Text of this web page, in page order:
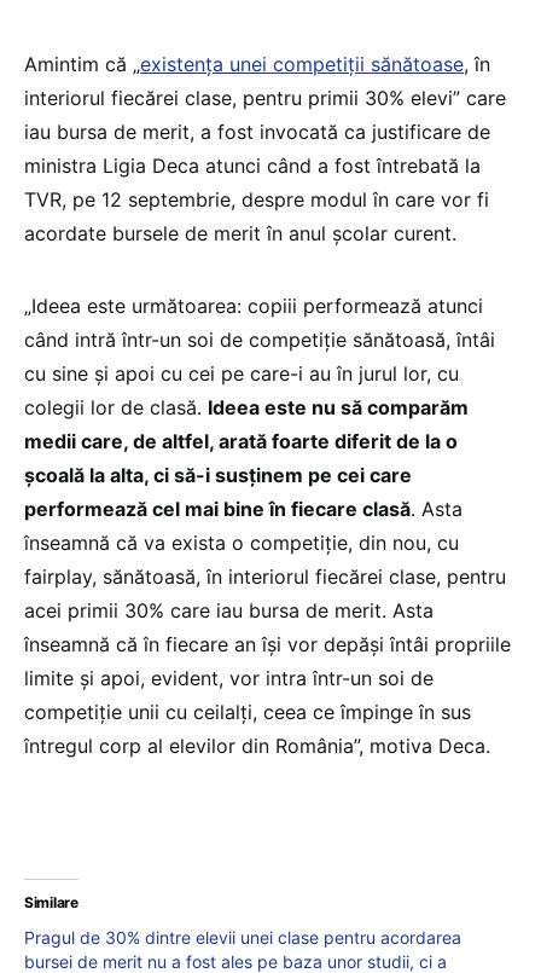
Amintim că „existența unei competiții sănătoase, în
interiorul fiecărei clase, pentru primii 30% elevi” care
iau bursa de merit, a fost invocată ca justificare de
ministra Ligia Deca atunci când a fost întrebată la
TVR, pe 12 septembrie, despre modul în care vor fi
acordate bursele de merit în anul școlar curent.
„Ideea este următoarea: copiii performează atunci
când intră într-un soi de competiție sănătoasă, întâi
cu sine și apoi cu cei pe care-i au în jurul lor, cu
colegii lor de clasă. Ideea este nu să comparăm
medii care, de altfel, arată foarte diferit de la o
școală la alta, ci să-i susținem pe cei care
performează cel mai bine în fiecare clasă. Asta
înseamnă că va exista o competiție, din nou, cu
fairplay, sănătoasă, în interiorul fiecărei clase, pentru
acei primii 30% care iau bursa de merit. Asta
înseamnă că în fiecare an își vor depăși întâi propriile
limite și apoi, evident, vor intra într-un soi de
competiție unii cu ceilalți, ceea ce împinge în sus
întregul corp al elevilor din România”, motiva Deca.
Similare
Pragul de 30% dintre elevii unei clase pentru acordarea
bursei de merit nu a fost ales pe baza unor studii, ci a